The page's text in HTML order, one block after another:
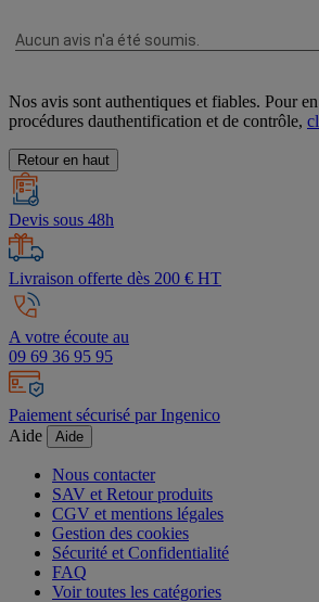
Nos avis sont authentiques et fiables. Pour
procédures dauthentification et de contrôle,
Retour en haut
Devis sous 48h
Livraison offerte dès 200 € HT
A votre écoute au
09 69 36 95 95
Paiement sécurisé par Ingenico
Aide
Aide
Nous contacter
SAV et Retour produits
CGV et mentions légales
Gestion des cookies
Sécurité et Confidentialité
FAQ
Voir toutes les catégories